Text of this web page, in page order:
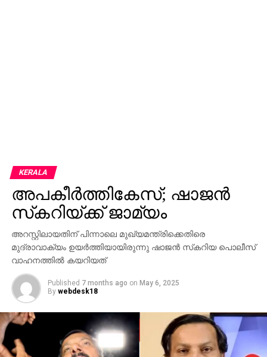
KERALA
അപകീര്‍ത്തികേസ്; ഷാജന്‍
സ്‌കറിയ്ക്ക് ജാമ്യം
അറസ്റ്റിലായതിന് പിന്നാലെ മുഖ്യമന്ത്രിക്കെതിരെ
മുദ്രാവാക്യം ഉയര്‍ത്തിയായിരുന്നു ഷാജന്‍ സ്‌കറിയ പൊലീസ്
വാഹനത്തില്‍ കയറിയത്
Published 7 months ago on May 6, 2025
By webdesk18